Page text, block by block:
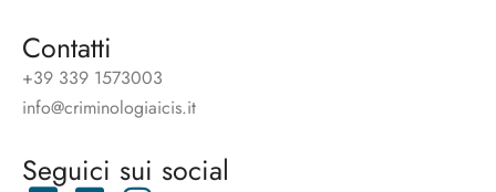
Contatti
+39 339 1573003
info@criminologiaicis.it
Seguici sui social